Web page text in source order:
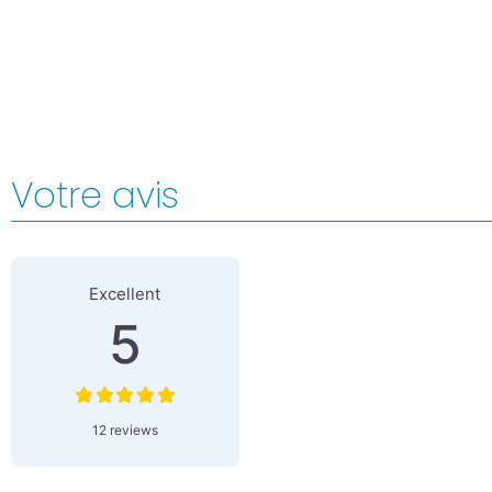
Votre avis
Excellent
5
12 reviews